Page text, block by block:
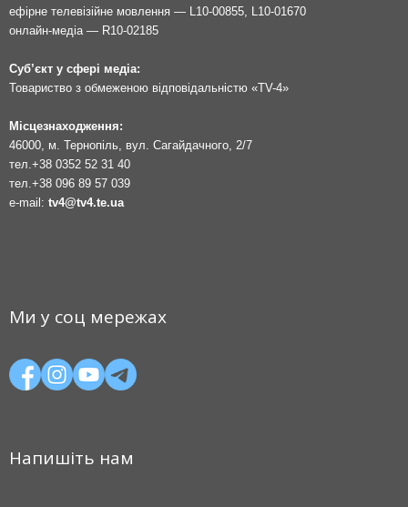
ефірне телевізійне мовлення — L10-00855, L10-01670
онлайн-медіа — R10-02185
Суб’єкт у сфері медіа:
Товариство з обмеженою відповідальністю «TV-4»
Місцезнаходження:
46000, м. Тернопіль, вул. Сагайдачного, 2/7
тел. +38 0352 52 31 40
тел. +38 096 89 57 039
e-mail: tv4@tv4.te.ua
Ми у соц мережах
Напишіть нам